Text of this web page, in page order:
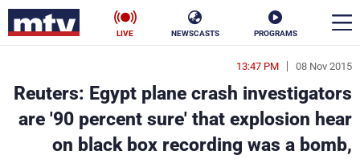
PROGRAMS
NEWSCASTS
LIVE
08 Nov 2015
13:47 PM
Reuters: Egypt plane crash investigators
are '90 percent sure' that explosion hear
on black box recording was a bomb,
en
الأخبار
سياسة ناس